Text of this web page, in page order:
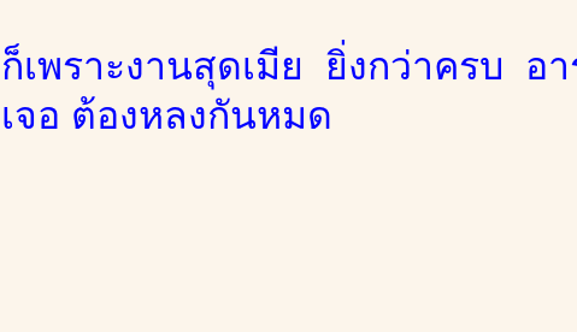
ก็เพราะงานสุดเมีย ยิ่งกว่าครบ อ
เจอ ต้องหลงกันหมด